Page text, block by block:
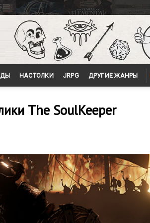
НАСТОЛКИ JRPG ДРУГИЕ ЖАНРЫ
The SoulKeeper